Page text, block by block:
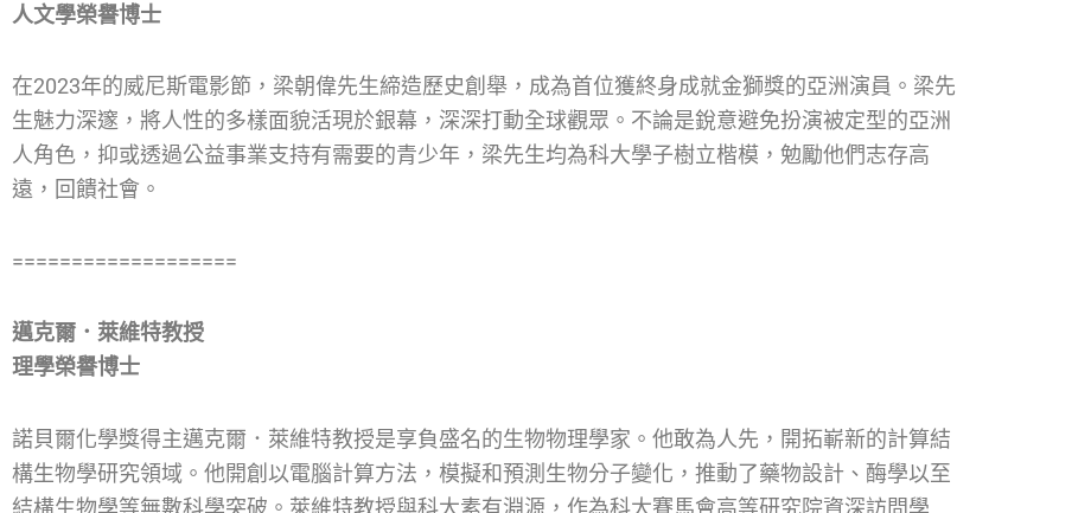
人文學榮譽博士
在2023年的威尼斯電影節，梁朝偉先生締造歷史創舉，成為首位獲終身成就金獅獎的亞洲演員。梁先
生魅力深邃，將人性的多樣面貌活現於銀幕，深深打動全球觀眾。不論是銳意避免扮演被定型的亞洲
人角色，抑或透過公益事業支持有需要的青少年，梁先生均為科大學子樹立楷模，勉勵他們志存高
遠，回饋社會。
===================
邁克爾．萊維特教授
理學榮譽博士
諾貝爾化學獎得主邁克爾．萊維特教授是享負盛名的生物物理學家。他敢為人先，開拓嶄新的計算結
構生物學研究領域。他開創以電腦計算方法，模擬和預測生物分子變化，推動了藥物設計、酶學以至
結構生物學等無數科學突破。萊維特教授與科大素有淵源，作為科大賽馬會高等研究院資深訪問學